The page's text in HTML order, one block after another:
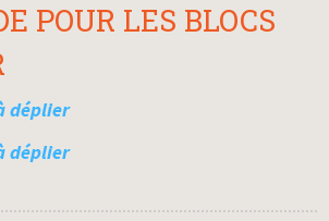
POUR LES BLOCS
déplier
déplier